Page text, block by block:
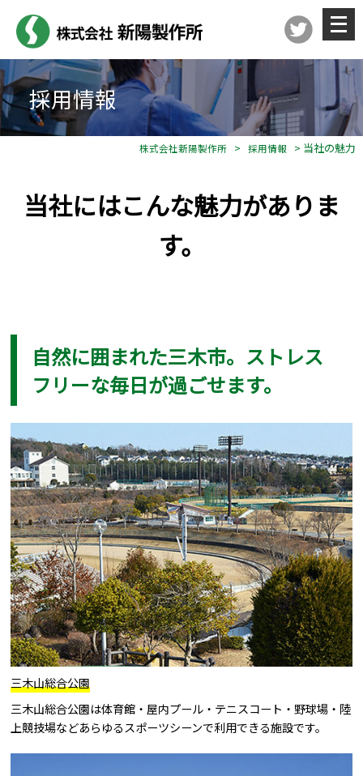
メ
ニ
ュ
を
採用情報
株式会社新陽製作所 > 採用情報 > 当社の魅力
当社にはこんな魅力がありま
す。
自然に囲まれた三木市。ストレス
フリーな毎日が過ごせます。
三木山総合公園
三木山総合公園は体育館・屋内プール・テニスコート・野球場・陸
上競技場などあらゆるスポーツシーンで利用できる施設です。